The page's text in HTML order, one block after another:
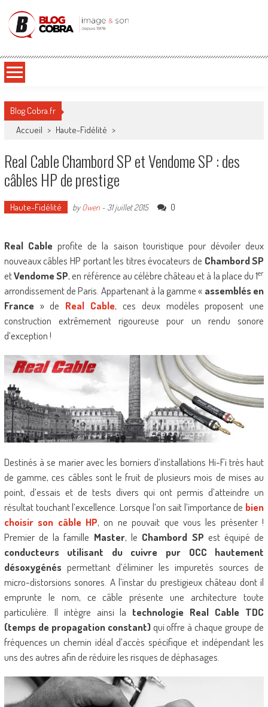
Blog Cobra
Blog Cobra.fr
Accueil > Haute-Fidélité >
Real Cable Chambord SP et Vendome SP : des
câbles HP de prestige
Haute-Fidélité byOwen- 31 juillet 2015 0
Real Cableprofite de la saison touristique pour dévoiler deux
nouveaux câbles HP portant les titres évocateurs de Chambord SP
etVendome SP, en référence au célèbre château et à la place du 1er
arrondissement de Paris. Appartenant à la gamme « assemblés en
France» de Real Cable, ces deux modèles proposent une
construction extrêmement rigoureuse pour un rendu sonore
d’exception !
Destinés à se marier avec les borniers d’installations Hi-Fi très haut
de gamme, ces câbles sont le fruit de plusieurs mois de mises au
point, d’essais et de tests divers qui ont permis d’atteindre un
résultat touchant l’excellence. Lorsque l’on sait l’importance de bien
choisir son câble HP, on ne pouvait que vous les présenter !
Premier de la famille Master, le Chambord SP est équipé de
conducteurs utilisant du cuivre pur OCC hautement
désoxygénéspermettant d’éliminer les impuretés sources de
micro-distorsions sonores. A l’instar du prestigieux château dont il
emprunte le nom, ce câble présente une architecture toute
particulière. Il intègre ainsi la technologie Real Cable TDC
(temps de propagation constant)qui offre à chaque groupe de
fréquences un chemin idéal d’accès spécifique et indépendant les
uns des autres afin de réduire les risques de déphasages.